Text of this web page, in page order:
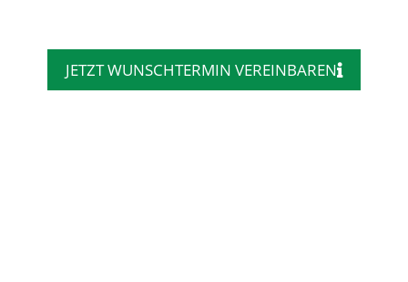
JETZT WUNSCHTERMIN VEREINBAREN